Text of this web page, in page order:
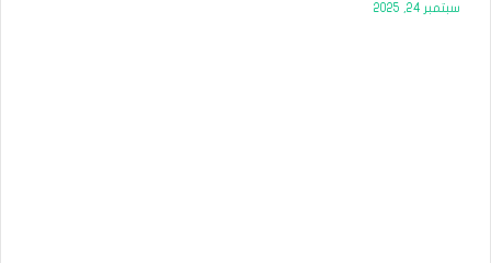
سبتمبر 24, 2025